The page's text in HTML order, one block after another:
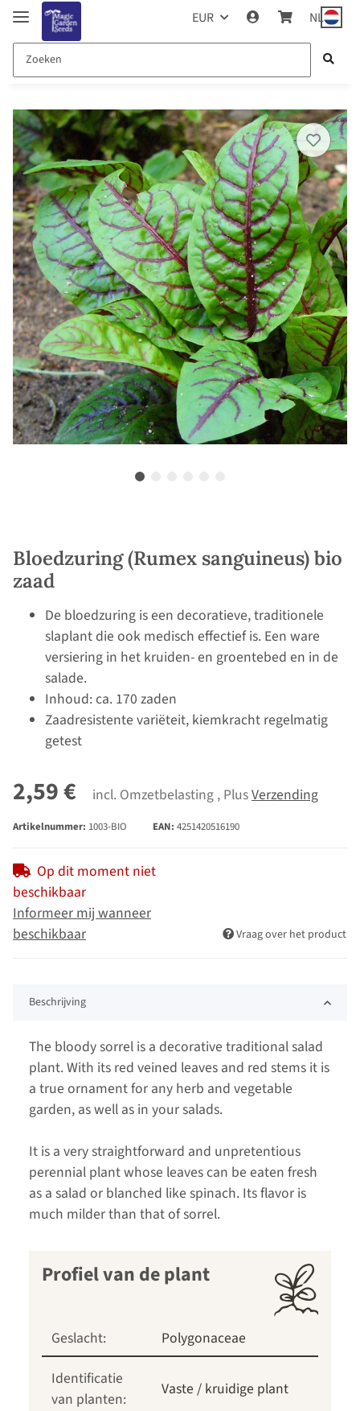
EUR NL
Bloedzuring (Rumex sanguineus) bio
zaad
De bloedzuring is een decoratieve, traditionele
slaplant die ook medisch effectief is. Een ware
versiering in het kruiden- en groentebed en in de
salade.
Inhoud: ca. 170 zaden
Zaadresistente variëteit, kiemkracht regelmatig
getest
2,59 € incl. Omzetbelasting , PlusVerzending
Artikelnummer: 1003-BIO EAN: 4251420516190
Op dit moment niet
beschikbaar
Informeer mij wanneer
beschikbaar
Vraag over het product
Beschrijving
The bloody sorrel is a decorative traditional salad
plant. With its red veined leaves and red stems it is
a true ornament for any herb and vegetable
garden, as well as in your salads.
It is a very straightforward and unpretentious
perennial plant whose leaves can be eaten fresh
as a salad or blanched like spinach. Its flavor is
much milder than that of sorrel.
Profiel van de plant
Geslacht:
Polygonaceae
Identificatie
van planten:
Vaste / kruidige plant